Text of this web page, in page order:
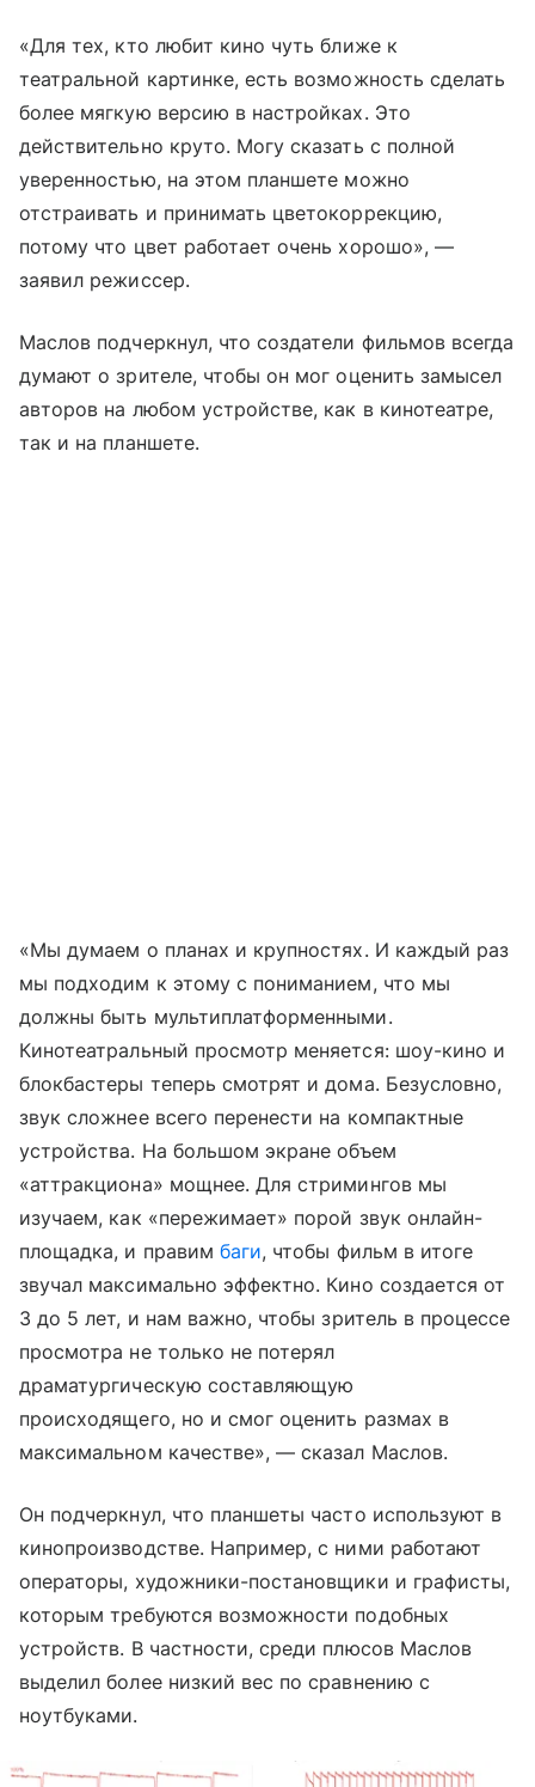
«Для тех, кто любит кино чуть ближе к
театральной картинке, есть возможность сделать
более мягкую версию в настройках. Это
действительно круто. Могу сказать с полной
уверенностью, на этом планшете можно
отстраивать и принимать цветокоррекцию,
потому что цвет работает очень хорошо», —
заявил режиссер.
Маслов подчеркнул, что создатели фильмов всегда
думают о зрителе, чтобы он мог оценить замысел
авторов на любом устройстве, как в кинотеатре,
так и на планшете.
«Мы думаем о планах и крупностях. И каждый раз
мы подходим к этому с пониманием, что мы
должны быть мультиплатформенными.
Кинотеатральный просмотр меняется: шоу-кино и
блокбастеры теперь смотрят и дома. Безусловно,
звук сложнее всего перенести на компактные
устройства. На большом экране объем
«аттракциона» мощнее. Для стримингов мы
изучаем, как «пережимает» порой звук онлайн-
площадка, и правим баги, чтобы фильм в итоге
звучал максимально эффектно. Кино создается от
3 до 5 лет, и нам важно, чтобы зритель в процессе
просмотра не только не потерял
драматургическую составляющую
происходящего, но и смог оценить размах в
максимальном качестве», — сказал Маслов.
Он подчеркнул, что планшеты часто используют в
кинопроизводстве. Например, с ними работают
операторы, художники-постановщики и графисты,
которым требуются возможности подобных
устройств. В частности, среди плюсов Маслов
выделил более низкий вес по сравнению с
ноутбуками.